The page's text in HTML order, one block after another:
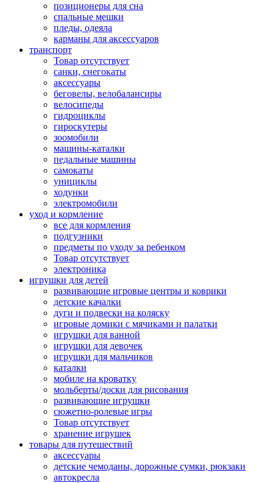
позиционеры для сна
спальные мешки
пледы, одеяла
карманы для аксеcсуаров
транспорт
Товар отсутствует
санки, снегокаты
аксессуары
беговелы, велобалансиры
велосипеды
гидроциклы
гироскутеры
зоомобили
машины-каталки
педальные машины
самокаты
унициклы
ходунки
электромобили
уход и кормление
все для кормления
подгузники
предметы по уходу за ребенком
Товар отсутствует
электроника
игрушки для детей
развивающие игровые центры и коврики
детские качалки
дуги и подвески на коляску
игровые домики с мячиками и палатки
игрушки для ванной
игрушки для девочек
игрушки для мальчиков
каталки
мобиле на кроватку
мольберты/доски для рисования
развивающие игрушки
сюжетно-ролевые игры
Товар отсутствует
хранение игрушек
товары для путешествий
аксессуары
детские чемоданы, дорожные сумки, рюкзаки
автокресла